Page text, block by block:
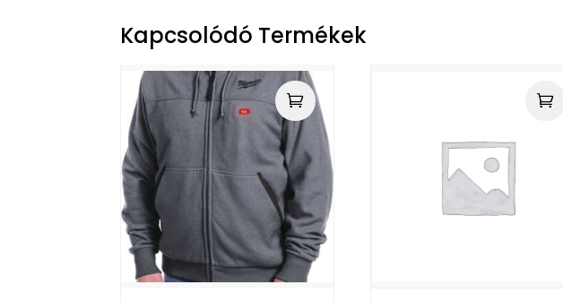
Kapcsolódó Termékek